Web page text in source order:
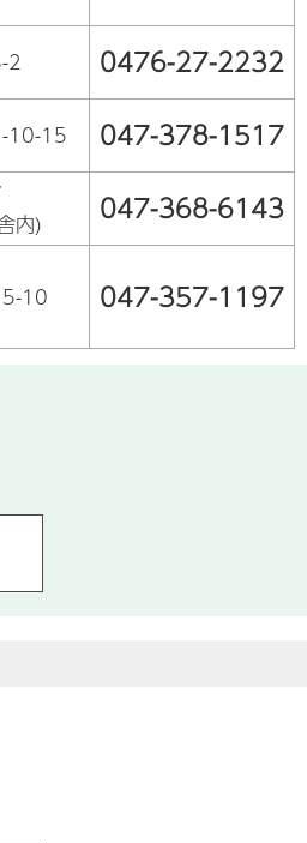
2 0476-27-2232
10-15 047-378-1517
内)
047-368-6143
10 047-357-1197